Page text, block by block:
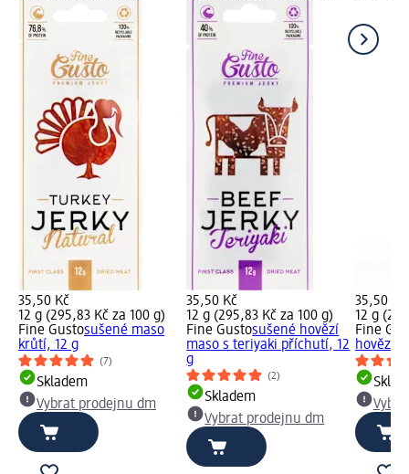
35,50 Kč
12 g (295,83 Kč za 100 g)
Fine Gustosušené maso
krůtí, 12 g
(7)
Skladem
Vybrat prodejnu dm
35,50 Kč
12 g (295,83 Kč za 100 g)
Fine Gustosušené hovězí
maso s teriyaki příchutí, 12
g
(2)
Skladem
Vybrat prodejnu dm
35,50 Kč
12 g
Fine
hovězí s